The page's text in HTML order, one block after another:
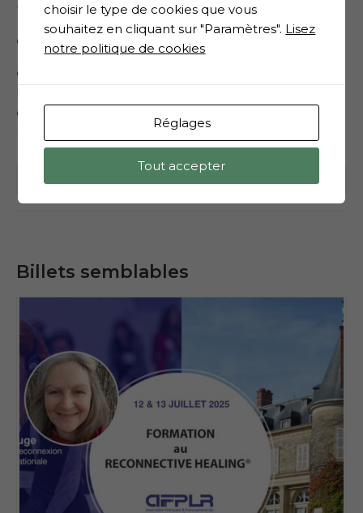
* les horaires sont approximatifs
Contacts / Renseignements :
Caroline LAGOUGE CHAUSSAVOINE
carolinelagouge@gmail.com
Billet précédent Billet suivant
Billets semblables
choisir le type de cookies que vous
souhaitez en cliquant sur "Paramètres". Lisez
notre politique de cookies
Réglages
Tout accepter